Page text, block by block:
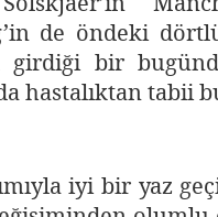
de öndeki
girdiği bir
hastalıktan tabii
iyi bir yaz